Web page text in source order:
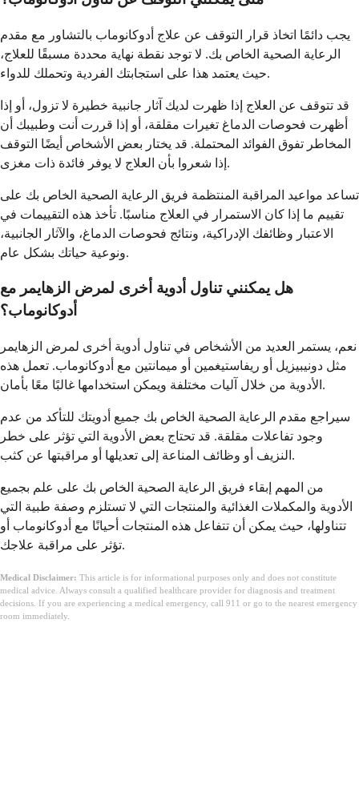
يجب دائمًا اتخاذ قرار التوقف عن علاج أدوكانوماب بالتشاور مع مقدم
الرعاية الصحية الخاص بك. لا توجد نقطة نهاية محددة مسبقًا للعلاج،
حيث يعتمد هذا على استجابتك الفردية وتحملك للدواء.
قد تتوقف عن العلاج إذا ظهرت لديك آثار جانبية خطيرة لا تزول، أو إذا
أظهرت فحوصات الدماغ تغيرات مقلقة، أو إذا قررت أنت وطبيبك أن
المخاطر تفوق الفوائد المحتملة. قد يختار بعض الأشخاص أيضًا التوقف
إذا شعروا بأن العلاج لا يوفر فائدة ذات مغزى.
تساعد مواعيد المراقبة المنتظمة فريق الرعاية الصحية الخاص بك على
تقييم ما إذا كان الاستمرار في العلاج مناسبًا. تأخذ هذه التقييمات في
الاعتبار وظائفك الإدراكية، ونتائج فحوصات الدماغ، والآثار الجانبية،
ونوعية حياتك بشكل عام.
هل يمكنني تناول أدوية أخرى لمرض الزهايمر مع
أدوكانوماب؟
نعم، يستمر العديد من الأشخاص في تناول أدوية أخرى لمرض الزهايمر
مثل دونيبيزيل أو ريفاستيغمين أو ميمانتين مع أدوكانوماب. تعمل هذه
الأدوية من خلال آليات مختلفة ويمكن استخدامها غالبًا معًا بأمان.
سيراجع مقدم الرعاية الصحية الخاص بك جميع أدويتك للتأكد من عدم
وجود تفاعلات مقلقة. قد تحتاج بعض الأدوية التي تؤثر على خطر
النزيف أو وظائف المناعة إلى تعديلها أو مراقبتها عن كثب.
من المهم إبقاء فريق الرعاية الصحية الخاص بك على علم بجميع
الأدوية والمكملات الغذائية والمنتجات التي لا تستلزم وصفة طبية التي
تتناولها، حيث يمكن أن تتفاعل هذه المنتجات أحيانًا مع أدوكانوماب أو
تؤثر على مراقبة علاجك.
Medical Disclaimer: This article is for informational purposes only and does not constitute
medical advice. Always consult a qualified healthcare provider for diagnosis and treatment
decisions. If you are experiencing a medical emergency, call 911 or go to the nearest emergency
room immediately.